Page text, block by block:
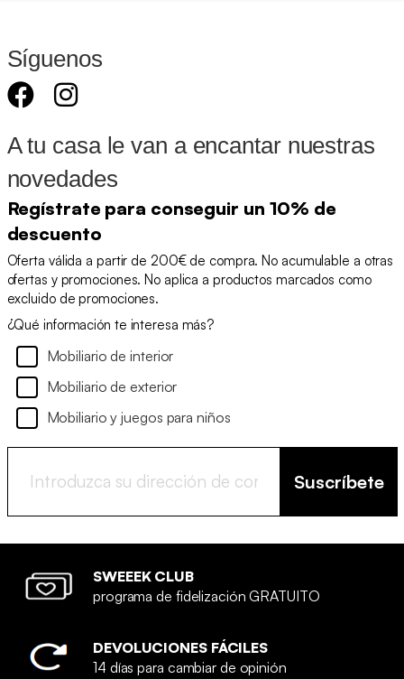
Síguenos
A tu casa le van a encantar nuestras
novedades
Regístrate para conseguir un 10% de
descuento
Oferta válida a partir de 200€ de compra. No acumulable a otras
ofertas y promociones. No aplica a productos marcados como
excluido de promociones.
¿Qué información te interesa más?
Mobiliario de interior
Mobiliario de exterior
Mobiliario y juegos para niños
Suscríbete
SWEEEK CLUB
programa de fidelización GRATUITO
DEVOLUCIONES FÁCILES
14 días para cambiar de opinión